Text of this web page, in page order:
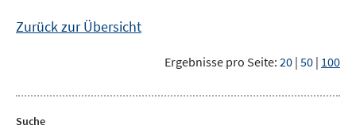
Zurück zur Übersicht
Ergebnisse pro Seite: 20 | 50 | 100
Suche